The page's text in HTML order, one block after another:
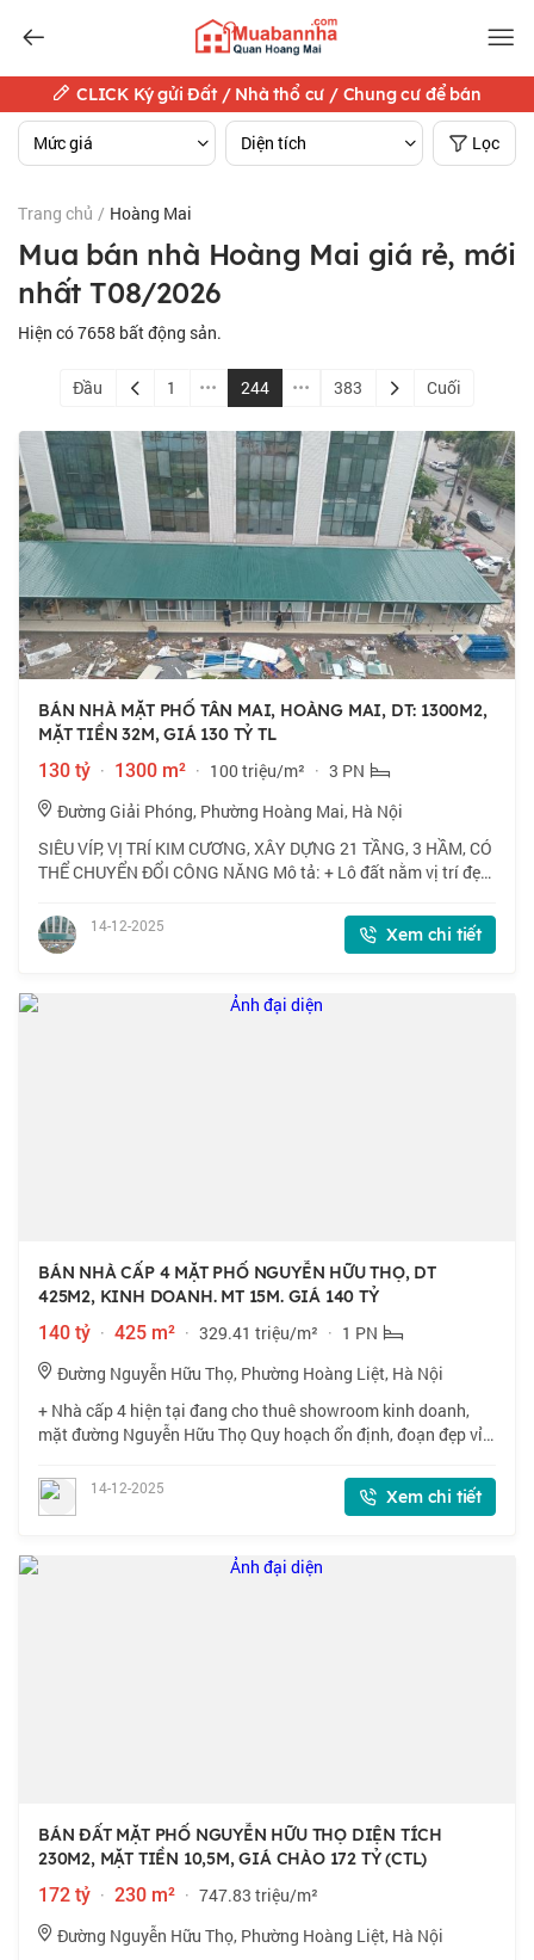
CLICK Ký gửi Đất / Nhà thổ cư / Chung cư để bán
Mức giá Diện tích Lọc
Trang chủ / Hoàng Mai
Mua bán nhà Hoàng Mai giá rẻ, mới
nhất T08/2026
Hiện có7658 bất động sản.
Đầu 1 244 383 Cuối
BÁN NHÀ MẶT PHỐ TÂN MAI, HOÀNG MAI, DT: 1300M2,
MẶT TIỀN 32M, GIÁ 130 TỶ TL
130 tỷ · 1300 m² · 100 triệu/m² · 3 PN
Đường Giải Phóng, Phường Hoàng Mai, Hà Nội
SIÊU VÍP, VỊ TRÍ KIM CƯƠNG, XÂY DỰNG 21 TẦNG, 3 HẦM, CÓ
THỂ CHUYỂN ĐỔI CÔNG NĂNG Mô tả: + Lô đất nằm vị trí đẹp
Điều Hoà, xe Container ra v
14-12-2025 Xem chi tiết
BÁN NHÀ CẤP 4 MẶT PHỐ NGUYỄN HỮU THỌ, DT
425M2, KINH DOANH. MT 15M. GIÁ 140 TỶ
140 tỷ · 425 m² · 329.41 triệu/m² · 1 PN
Đường Nguyễn Hữu Thọ, Phường Hoàng Liệt, Hà Nội
+ Nhà cấp 4 hiện tại đang cho thuê showroom kinh doanh,
mặt đường Nguyễn Hữu Thọ Quy hoạch ổn định, đoạn đẹp vỉa
nhà hàng, văn phòng công ty t
14-12-2025 Xem chi tiết
BÁN ĐẤT MẶT PHỐ NGUYỄN HỮU THỌ DIỆN TÍCH
230M2, MẶT TIỀN 10,5M, GIÁ CHÀO 172 TỶ (CTL)
172 tỷ · 230 m² · 747.83 triệu/m²
Đường Nguyễn Hữu Thọ, Phường Hoàng Liệt, Hà Nội